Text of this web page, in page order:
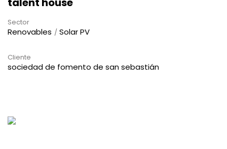
Sector
Renovables Solar PV
Cliente
sociedad de fomento de san sebastián